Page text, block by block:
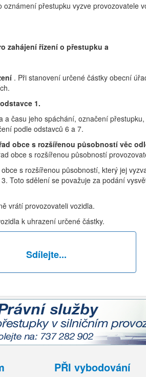
přestupku vyzve provozovatele
zahájení řízení o přestupku a
. Při stanovení určené částky obecní
1.
času jeho spáchání, označení
podle odstavců 6 a 7.
obce s rozšířenou působností věc
obce s rozšířenou působností
s rozšířenou působností, který jej
Toto sdělení se považuje za podání
vrátí provozovateli vozidla.
k uhrazení určené částky.
Sdílejte...
PŘI vybodování